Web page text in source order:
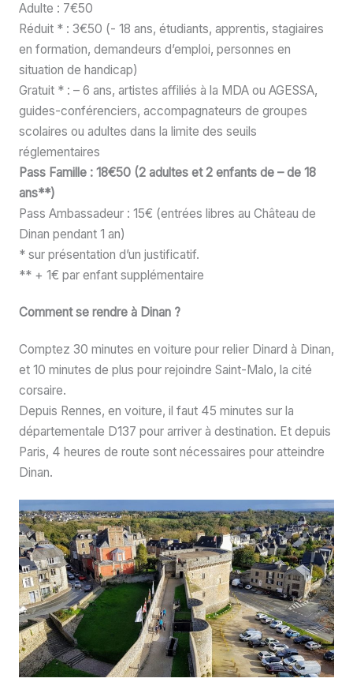
Adulte : 7€50
Réduit * : 3€50 (- 18 ans, étudiants, apprentis, stagiaires
en formation, demandeurs d’emploi, personnes en
situation de handicap)
Gratuit * : – 6 ans, artistes affiliés à la MDA ou AGESSA,
guides-conférenciers, accompagnateurs de groupes
scolaires ou adultes dans la limite des seuils
réglementaires
Pass Famille : 18€50 (2 adultes et 2 enfants de – de 18
ans**)
Pass Ambassadeur : 15€ (entrées libres au Château de
Dinan pendant 1 an)
* sur présentation d’un justificatif.
** + 1€ par enfant supplémentaire
Comment se rendre à Dinan ?
Comptez 30 minutes en voiture pour relier Dinard à Dinan,
et 10 minutes de plus pour rejoindre Saint-Malo, la cité
corsaire.
Depuis Rennes, en voiture, il faut 45 minutes sur la
départementale D137 pour arriver à destination. Et depuis
Paris, 4 heures de route sont nécessaires pour atteindre
Dinan.